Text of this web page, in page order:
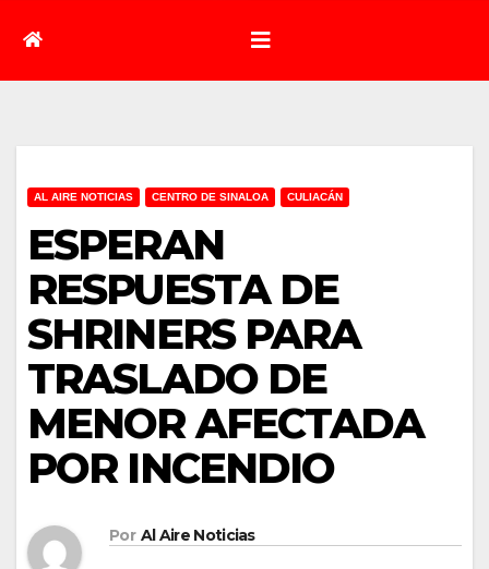
AL AIRE NOTICIAS CENTRO DE SINALOA CULIACÁN
ESPERAN
RESPUESTA DE
SHRINERS PARA
TRASLADO DE
MENOR AFECTADA
POR INCENDIO
Por Al Aire Noticias